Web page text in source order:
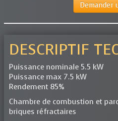
Demander
DESCRIPTIF
Puissance nominale 5.5 kW
Puissance max 7.5 kW
Rendement 85%
Chambre de combustion et
briques réfractaires